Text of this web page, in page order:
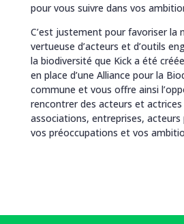
pour vous suivre dans vos
C’est justement pour favoriser la
vertueuse d’acteurs et d’outils
la biodiversité que Kick a été
en place d’une Alliance pour la
commune et vous offre ainsi
rencontrer des acteurs et
associations, entreprises,
vos préoccupations et vos